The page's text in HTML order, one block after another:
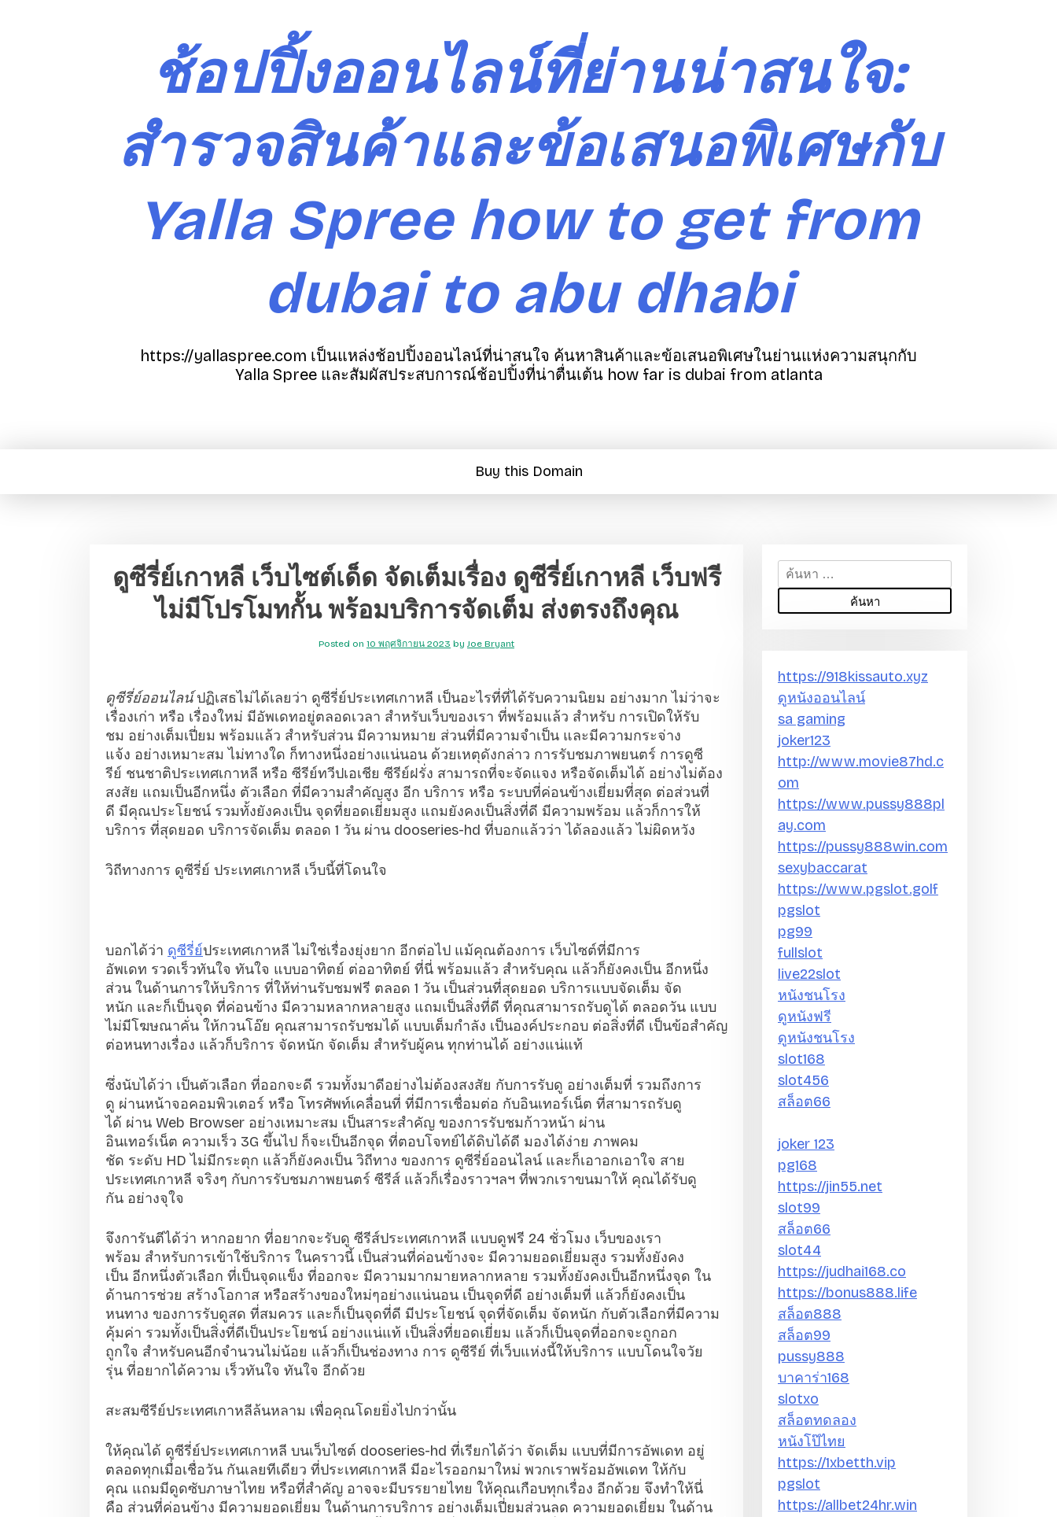
ช้อปปิ้งออนไลน์ที่ย่านน่าสนใจ:
สำรวจสินค้าและข้อเสนอพิเศษกับ
Yalla Spree how to get from
dubai to abu dhabi
https://yallaspree.com เป็นแหล่งช้อปปิ้งออนไลน์ที่น่าสนใจ ค้นหาสินค้าและข้อเสนอพิเศษในย่านแห่งความสนุกกับ
Yalla Spree และสัมผัสประสบการณ์ช้อปปิ้งที่น่าตื่นเต้น how far is dubai from atlanta
Buy this Domain
ดูซีรี่ย์เกาหลี เว็บไซต์เด็ด จัดเต็มเรื่อง ดูซีรี่ย์เกาหลี เว็บฟรี
ไม่มีโปรโมทกั้น พร้อมบริการจัดเต็ม ส่งตรงถึงคุณ
Posted on 10 พฤศจิกายน 2023 by Joe Bryant
ดูซีรี่ย์ออนไลน์ปฏิเสธไม่ได้เลยว่า ดูซีรี่ย์ประเทศเกาหลี เป็นอะไรที่ที่ได้รับความนิยม อย่างมาก ไม่ว่าจะ
เรื่องเก่า หรือ เรื่องใหม่ มีอัพเดทอยู่ตลอดเวลา สำหรับเว็บของเรา ที่พร้อมแล้ว สำหรับ การเปิดให้รับ
ชม อย่างเต็มเปี่ยม พร้อมแล้ว สำหรับส่วน มีความหมาย ส่วนที่มีความจำเป็น และมีความกระจ่าง
แจ้ง อย่างเหมาะสม ไม่ทางใด ก็ทางหนึ่งอย่างแน่นอน ด้วยเหตุดังกล่าว การรับชมภาพยนตร์ การดูซี
รีย์ ชนชาติประเทศเกาหลี หรือ ซีรีย์ทวีปเอเชีย ซีรีย์ฝรั่ง สามารถที่จะจัดแจง หรือจัดเต็มได้ อย่างไม่ต้อง
สงสัย แถมเป็นอีกหนึ่ง ตัวเลือก ที่มีความสำคัญสูง อีก บริการ หรือ ระบบที่ค่อนข้างเยี่ยมที่สุด ต่อส่วนที่
ดี มีคุณประโยชน์ รวมทั้งยังคงเป็น จุดที่ยอดเยี่ยมสูง แถมยังคงเป็นสิ่งที่ดี มีความพร้อม แล้วก็การให้
บริการ ที่สุดยอด บริการจัดเต็ม ตลอด 1 วัน ผ่าน dooseries-hd ที่บอกแล้วว่า ได้ลองแล้ว ไม่ผิดหวัง
วิถีทางการ ดูซีรี่ย์ ประเทศเกาหลี เว็บนี้ที่โดนใจ
บอกได้ว่า ดูซีรี่ย์ประเทศเกาหลี ไม่ใช่เรื่องยุ่งยาก อีกต่อไป แม้คุณต้องการ เว็บไซต์ที่มีการ
อัพเดท รวดเร็วทันใจ ทันใจ แบบอาทิตย์ ต่ออาทิตย์ ที่นี่ พร้อมแล้ว สำหรับคุณ แล้วก็ยังคงเป็น อีกหนึ่ง
ส่วน ในด้านการให้บริการ ที่ให้ท่านรับชมฟรี ตลอด 1 วัน เป็นส่วนที่สุดยอด บริการแบบจัดเต็ม จัด
หนัก และก็เป็นจุด ที่ค่อนข้าง มีความหลากหลายสูง แถมเป็นสิ่งที่ดี ที่คุณสามารถรับดูได้ ตลอดวัน แบบ
ไม่มีโฆษณาคั่น ให้กวนโอ๊ย คุณสามารถรับชมได้ แบบเต็มกำลัง เป็นองค์ประกอบ ต่อสิ่งที่ดี เป็นข้อสำคัญ
ต่อหนทางเรื่อง แล้วก็บริการ จัดหนัก จัดเต็ม สำหรับผู้คน ทุกท่านได้ อย่างแน่แท้
ซึ่งนับได้ว่า เป็นตัวเลือก ที่ออกจะดี รวมทั้งมาดีอย่างไม่ต้องสงสัย กับการรับดู อย่างเต็มที่ รวมถึงการ
ดู ผ่านหน้าจอคอมพิวเตอร์ หรือ โทรศัพท์เคลื่อนที่ ที่มีการเชื่อมต่อ กับอินเทอร์เน็ต ที่สามารถรับดู
ได้ ผ่าน Web Browser อย่างเหมาะสม เป็นสาระสำคัญ ของการรับชมก้าวหน้า ผ่าน
อินเทอร์เน็ต ความเร็ว 3G ขึ้นไป ก็จะเป็นอีกจุด ที่ตอบโจทย์ได้ดิบได้ดี มองได้ง่าย ภาพคม
ชัด ระดับ HD ไม่มีกระตุก แล้วก็ยังคงเป็น วิถีทาง ของการ ดูซีรี่ย์ออนไลน์ และก็เอาอกเอาใจ สาย
ประเทศเกาหลี จริงๆ กับการรับชมภาพยนตร์ ซีรีส์ แล้วก็เรื่องราวฯลฯ ที่พวกเราขนมาให้ คุณได้รับดู
กัน อย่างจุใจ
จึงการันตีได้ว่า หากอยาก ที่อยากจะรับดู ซีรีส์ประเทศเกาหลี แบบดูฟรี 24 ชั่วโมง เว็บของเรา
พร้อม สำหรับการเข้าใช้บริการ ในคราวนี้ เป็นส่วนที่ค่อนข้างจะ มีความยอดเยี่ยมสูง รวมทั้งยังคง
เป็น อีกหนึ่งตัวเลือก ที่เป็นจุดแข็ง ที่ออกจะ มีความมากมายหลากหลาย รวมทั้งยังคงเป็นอีกหนึ่งจุด ใน
ด้านการช่วย สร้างโอกาส หรือสร้างของใหม่ๆอย่างแน่นอน เป็นจุดที่ดี อย่างเต็มที่ แล้วก็ยังคงเป็น
หนทาง ของการรับดูสด ที่สมควร และก็เป็นจุดที่ดี มีประโยชน์ จุดที่จัดเต็ม จัดหนัก กับตัวเลือกที่มีความ
คุ้มค่า รวมทั้งเป็นสิ่งที่ดีเป็นประโยชน์ อย่างแน่แท้ เป็นสิ่งที่ยอดเยี่ยม แล้วก็เป็นจุดที่ออกจะถูกอก
ถูกใจ สำหรับคนอีกจำนวนไม่น้อย แล้วก็เป็นช่องทาง การ ดูซีรีย์ ที่เว็บแห่งนี้ให้บริการ แบบโดนใจวัย
รุ่น ที่อยากได้ความ เร็วทันใจ ทันใจ อีกด้วย
สะสมซีรีย์ประเทศเกาหลีล้นหลาม เพื่อคุณโดยยิ่งไปกว่านั้น
ให้คุณได้ ดูซีรี่ย์ประเทศเกาหลี บนเว็บไซต์ dooseries-hd ที่เรียกได้ว่า จัดเต็ม แบบที่มีการอัพเดท อยู่
ตลอดทุกเมื่อเชื่อวัน กันเลยทีเดียว ที่ประเทศเกาหลี มีอะไรออกมาใหม่ พวกเราพร้อมอัพเดท ให้กับ
คุณ แถมมีดูดซับภาษาไทย หรือที่สำคัญ อาจจะมีบรรยายไทย ให้คุณเกือบทุกเรื่อง อีกด้วย จึงทำให้นี่
คือ ส่วนที่ค่อนข้าง มีความยอดเยี่ยม ในด้านการบริการ อย่างเต็มเปี่ยมส่วนลด ความยอดเยี่ยม ในด้าน
น
ห
ห
รั
บ
:
https://918kissauto.xyz
ดูหนังออนไลน์
sa gaming
joker123
http://www.movie87hd.c
om
https://www.pussy888pl
ay.com
https://pussy888win.com
sexybaccarat
https://www.pgslot.golf
pgslot
pg99
fullslot
live22slot
หนังชนโรง
ดูหนังฟรี
ดูหนังชนโรง
slot168
slot456
สล็อต66
joker 123
pg168
https://jin55.net
slot99
สล็อต66
slot44
https://judhai168.co
https://bonus888.life
สล็อต888
สล็อต99
pussy888
บาคาร่า168
slotxo
สล็อตทดลอง
หนังโป๊ไทย
https://1xbetth.vip
pgslot
https://allbet24hr.win